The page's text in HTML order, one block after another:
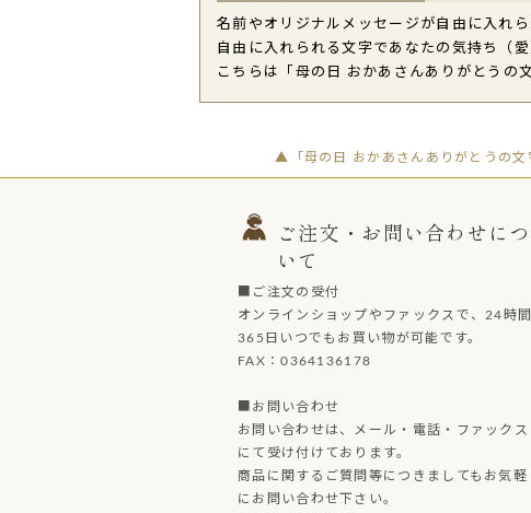
名前やオリジナルメッセージが自由に入れ
自由に入れられる文字であなたの気持ち（
こちらは「母の日 おかあさんありがとう
▲「母の日 おかあさんありがとうの
ご注文・お問い合わせにつ
いて
■ご注文の受付
オンラインショップやファックスで、24時間
365日いつでもお買い物が可能です。
FAX：0364136178
■お問い合わせ
お問い合わせは、メール・電話・ファックス
にて受け付けております。
商品に関するご質問等につきましてもお気軽
にお問い合わせ下さい。